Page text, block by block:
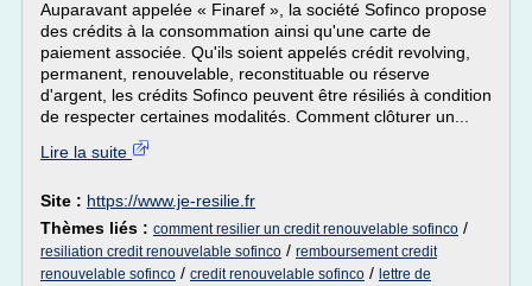
Auparavant appelée « Finaref », la société Sofinco propose
des crédits à la consommation ainsi qu'une carte de
paiement associée. Qu'ils soient appelés crédit revolving,
permanent, renouvelable, reconstituable ou réserve
d'argent, les crédits Sofinco peuvent être résiliés à condition
de respecter certaines modalités. Comment clôturer un...
Lire la suite
Site : https://www.je-resilie.fr
Thèmes liés : comment resilier un credit renouvelable sofinco /
resiliation credit renouvelable sofinco / remboursement credit
renouvelable sofinco / credit renouvelable sofinco / lettre de